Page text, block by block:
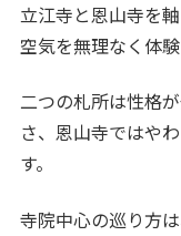
立江寺と恩山寺を
空気を無理なく体験
二つの札所は性格
さ、恩山寺ではや
す。
寺院中心の巡り方